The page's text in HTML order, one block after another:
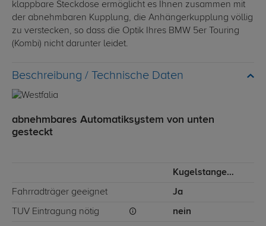
klappbare Steckdose ermöglicht es Ihnen zusammen mit
der abnehmbaren Kupplung, die Anhängerkupplung völlig
zu verstecken, so dass die Optik Ihres BMW 5er Touring
(Kombi) nicht darunter leidet.
Technische Daten
abnehmbares Automatiksystem von unten
gesteckt
Kugelstange von unten gesteckt
Fahrradträger geeignet Ja
TÜV Eintragung nötig nein